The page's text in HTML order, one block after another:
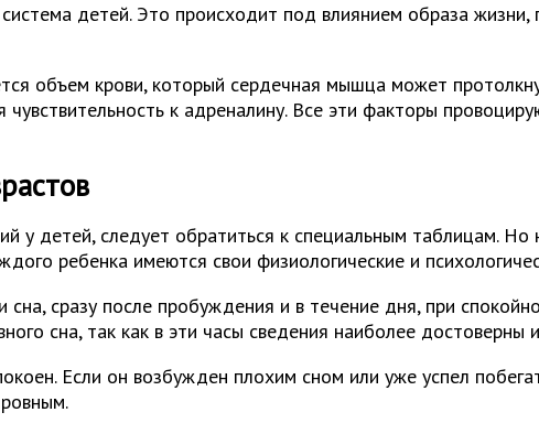
детей. Это происходит под влиянием образа
объем крови, который сердечная мышца может
к адреналину. Все эти факторы
у детей, следует обратиться к специальным таблицам. Но
ребенка имеются свои физиологические и
сразу после пробуждения и в течение дня, при
сна, так как в эти часы сведения наиболее достоверны
Если он возбужден плохим сном или уже успел